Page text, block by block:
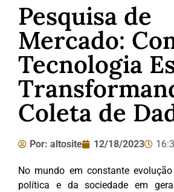
Pesquisa de
Mercado:
Tecnologia
Coleta de
Por: altosite 12/18/2023
No mundo em constante
política e da sociedade em